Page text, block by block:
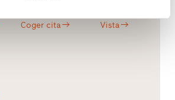
Coger cita Vista